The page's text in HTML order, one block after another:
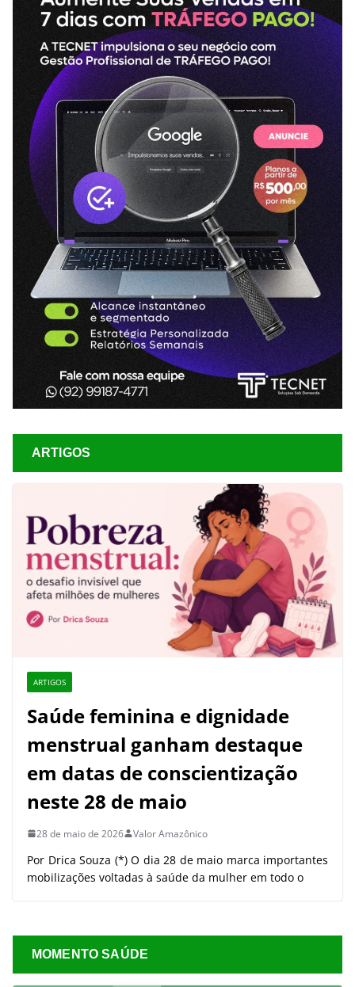
ARTIGOS
ARTIGOS
Saúde feminina e dignidade
menstrual ganham destaque
em datas de conscientização
neste 28 de maio
28 de maio de 2026 Valor Amazônico
Por Drica Souza (*) O dia 28 de maio marca importantes
mobilizações voltadas à saúde da mulher em todo o
MOMENTO SAÚDE